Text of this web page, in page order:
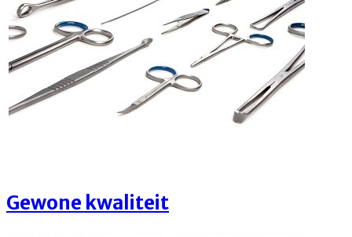
Gewone kwaliteit